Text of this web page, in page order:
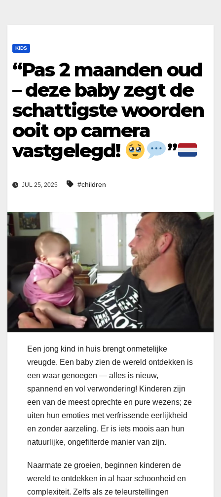
KIDS
“Pas 2 maanden oud
– deze baby zegt de
schattigste woorden
ooit op camera
vastgelegd!
”
JUL 25, 2025 #children
Een jong kind in huis brengt onmetelijke
vreugde. Een baby zien de wereld ontdekken is
een waar genoegen — alles is nieuw,
spannend en vol verwondering! Kinderen zijn
een van de meest oprechte en pure wezens; ze
uiten hun emoties met verfrissende eerlijkheid
en zonder aarzeling. Er is iets moois aan hun
natuurlijke, ongefilterde manier van zijn.
Naarmate ze groeien, beginnen kinderen de
wereld te ontdekken in al haar schoonheid en
complexiteit. Zelfs als ze teleurstellingen